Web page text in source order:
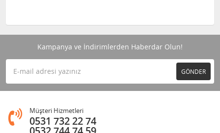
Kampanya ve İndirimlerden Haberdar Olun!
GÖNDER
Müşteri Hizmetleri
0531 732 22 74